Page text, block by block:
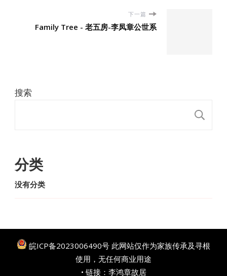
下一篇
Family Tree - 老五房-李凤章公世系
搜索
分类
没有分类
皖ICP备2023006490号 此网站仅作为家族传承及寻根
使用，无任何商业用途
• 链接： 李鸿章故居